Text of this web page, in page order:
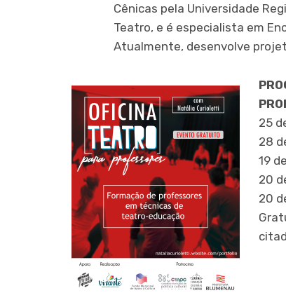
Cênicas pela Universidade
Teatro, e é especialista em
Atualmente, desenvolve
25
28
19
20
20